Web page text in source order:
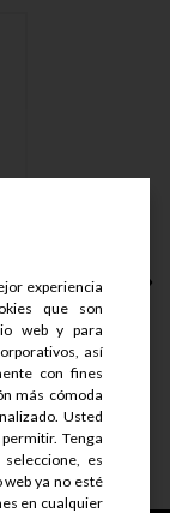
experiencia
que son
web y para
así
con fines
más cómoda
Usted
Tenga
es
ya no esté
en cualquier